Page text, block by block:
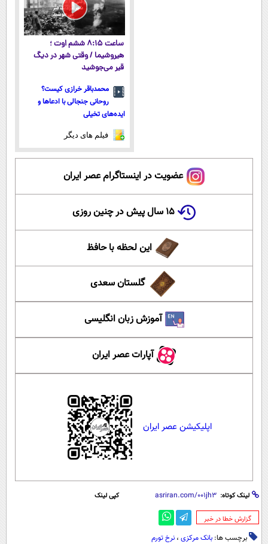
ساعت ۸:۱۵ ششم اوت ؛
هیروشیما / وقتی شهر در دیگ
قیر می‌جوشید
محمدباقر خرازی کیست؟
روحانی جنجالی با ادعاها و
ایده‌های تخیلی
فیلم های دیگر
عضویت در اینستاگرام عصر ایران
۱۵ سال پیش در چنین روزی
این لحظه با حافظ
گلستان سعدی
آموزش زبان انگلیسی
آپارات عصر ایران
اپلیکیشن عصر ایران
لینک کوتاه: کپی لینک
‌گزارش خطا در خبر
برچسب ها: بانک مرکزی ، نرخ تورم